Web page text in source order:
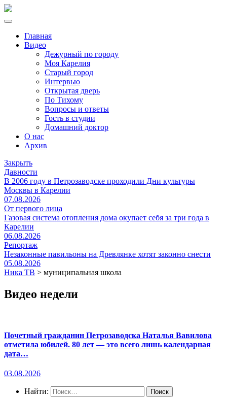
Главная
Видео
Дежурный по городу
Моя Карелия
Старый город
Интервью
Открытая дверь
По Тихому
Вопросы и ответы
Гость в студии
Домашний доктор
О нас
Архив
Закрыть
Давности
В 2006 году в Петрозаводске проходили Дни культуры
Москвы в Карелии
07.08.2026
От первого лица
Газовая система отопления дома окупает себя за три года в
Карелии
06.08.2026
Репортаж
Незаконные павильоны на Древлянке хотят законно снести
05.08.2026
Ника ТВ > муниципальная школа
Видео недели
Почетный гражданин Петрозаводска Наталья Вавилова
отметила юбилей. 80 лет — это всего лишь календарная
дата…
03.08.2026
Найти: